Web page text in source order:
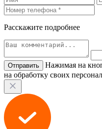
Расскажите подробнее
Нажимая на
на обработку своих